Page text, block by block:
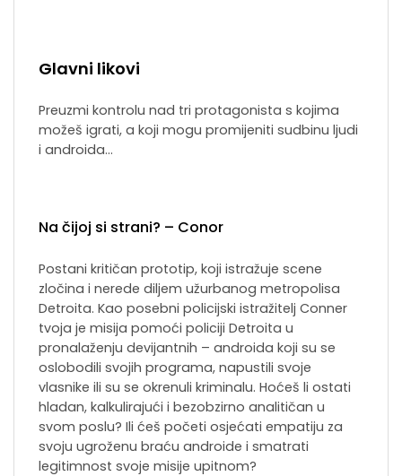
Glavni likovi
Preuzmi kontrolu nad tri protagonista s kojima
možeš igrati, a koji mogu promijeniti sudbinu ljudi
i androida…
Na čijoj si strani? – Conor
Postani kritičan prototip, koji istražuje scene
zločina i nerede diljem užurbanog metropolisa
Detroita. Kao posebni policijski istražitelj Conner
tvoja je misija pomoći policiji Detroita u
pronalaženju devijantnih – androida koji su se
oslobodili svojih programa, napustili svoje
vlasnike ili su se okrenuli kriminalu. Hoćeš li ostati
hladan, kalkulirajući i bezobzirno analitičan u
svom poslu? Ili ćeš početi osjećati empatiju za
svoju ugroženu braću androide i smatrati
legitimnost svoje misije upitnom?